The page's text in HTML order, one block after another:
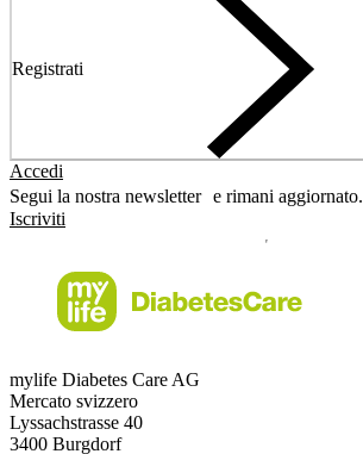
Registrati
Accedi
Segui la nostra newsletter e rimani aggiornato.
Iscriviti
mylife Diabetes Care AG
Mercato svizzero
Lyssachstrasse 40
3400 Burgdorf